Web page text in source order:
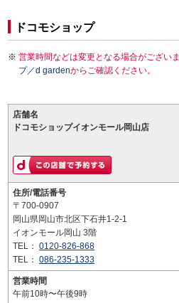
ドコモショップ
営業時間などは変更となる場合がござい
プ／d gardenからご確認ください。
店舗名
ドコモショップイオンモール岡山店
住所/電話番号
〒700-0907
岡山県岡山市北区下石井1-2-1
イオンモール岡山 3階
TEL： 0120-826-868
TEL： 086-235-1333
営業時間
午前10時〜午後9時